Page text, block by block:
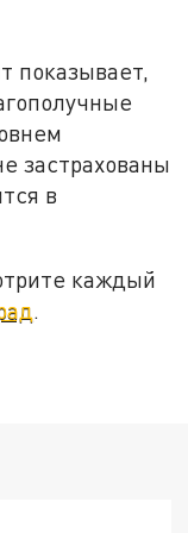
показывает,
застрахованы
в
каждый
.